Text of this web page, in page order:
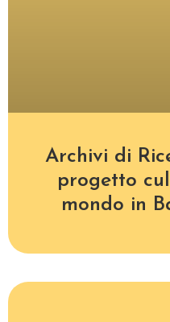
Archivi di
progetto
mondo in